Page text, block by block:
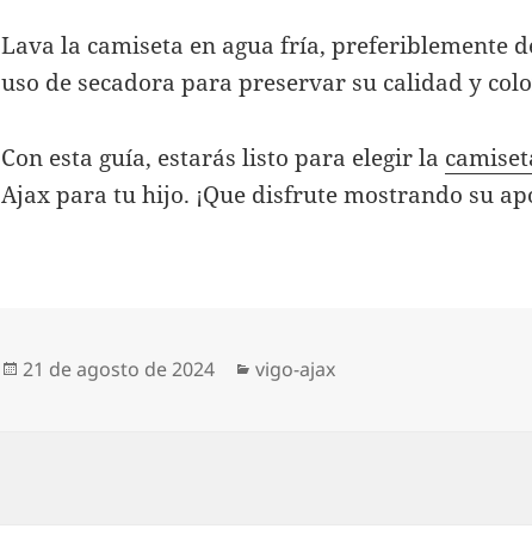
Lava la camiseta en agua fría, preferiblemente
uso de secadora para preservar su calidad y
Con esta guía, estarás listo para elegir la
Ajax para tu hijo. ¡Que disfrute mostrando su
Publicado
21 de agosto de 2024 Categorías
vigo-ajax